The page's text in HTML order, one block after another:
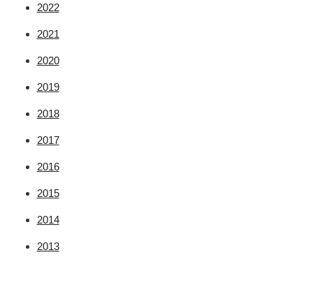
2022
2021
2020
2019
2018
2017
2016
2015
2014
2013